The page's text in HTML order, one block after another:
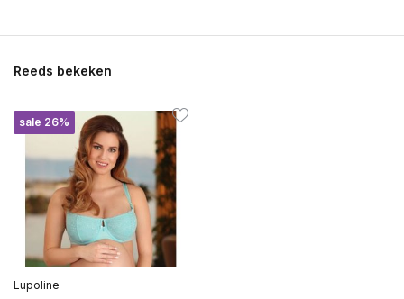
Reeds bekeken
sale 26%
Lupoline